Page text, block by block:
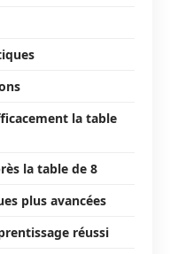
la table
la table de 8
plus avancées
réussi